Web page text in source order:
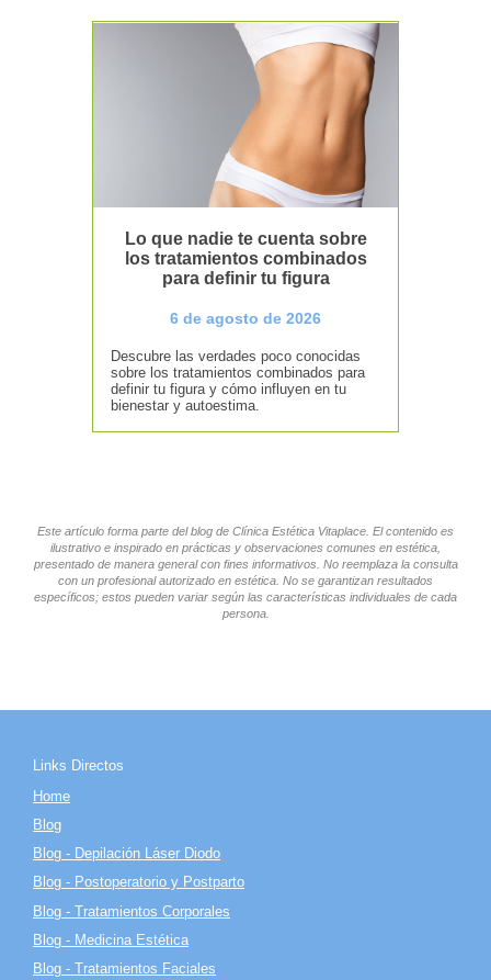
Lo que nadie te cuenta sobre
los tratamientos combinados
para definir tu figura
6 de agosto de 2026
Descubre las verdades poco conocidas
sobre los tratamientos combinados para
definir tu figura y cómo influyen en tu
bienestar y autoestima.
Este artículo forma parte del blog de Clínica Estética Vitaplace. El contenido es
ilustrativo e inspirado en prácticas y observaciones comunes en estética,
presentado de manera general con fines informativos. No reemplaza la consulta
con un profesional autorizado en estética. No se garantizan resultados
específicos; estos pueden variar según las características individuales de cada
persona.
Links Directos
Home
Blog
Blog - Depilación Láser Diodo
Blog - Postoperatorio y Postparto
Blog - Tratamientos Corporales
Blog - Medicina Estética
Blog - Tratamientos Faciales